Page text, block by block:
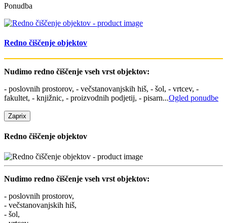
Ponudba
Redno čiščenje objektov
Nudimo redno čiščenje vseh vrst objektov:
- poslovnih prostorov, - večstanovanjskih hiš, - šol, - vrtcev, -
fakultet, - knjižnic, - proizvodnih podjetij, - pisarn...Ogled ponudbe
Zaprix
Redno čiščenje objektov
Nudimo redno čiščenje vseh vrst objektov:
- poslovnih prostorov,
- večstanovanjskih hiš,
- šol,